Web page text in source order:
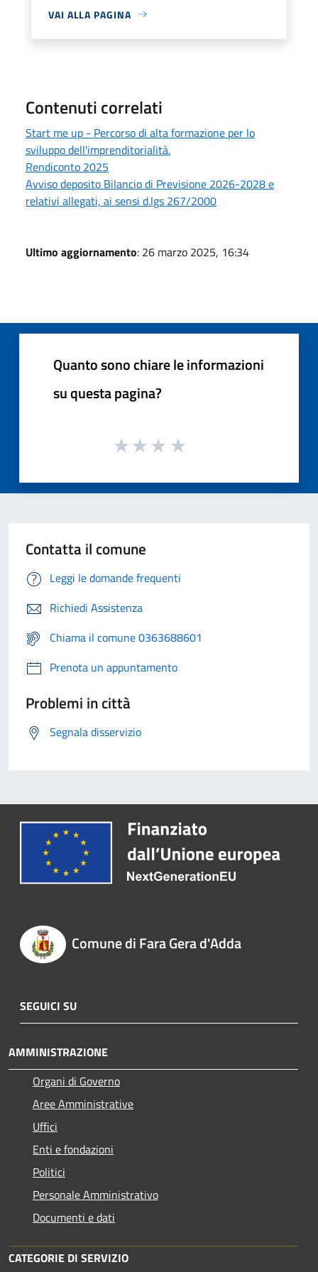
VAI ALLA PAGINA
Contenuti correlati
Start me up - Percorso di alta formazione per lo
sviluppo dell'imprenditorialità.
Rendiconto 2025
Avviso deposito Bilancio di Previsione 2026-2028 e
relativi allegati, ai sensi d.lgs 267/2000
Ultimo aggiornamento: 26 marzo 2025, 16:34
Quanto sono chiare le informazioni
su questa pagina?
Contatta il comune
Leggi le domande frequenti
Richiedi Assistenza
Chiama il comune 0363688601
Prenota un appuntamento
Problemi in città
Segnala disservizio
Comune di Fara Gera d'Adda
SEGUICI SU
AMMINISTRAZIONE
Organi di Governo
Aree Amministrative
Uffici
Enti e fondazioni
Politici
Personale Amministrativo
Documenti e dati
CATEGORIE DI SERVIZIO